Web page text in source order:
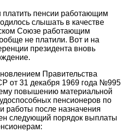
платить пенсии работающим
слышать в качестве
Союзе работающим
не платили. Вот и на
президента вновь
Правительства
от 31 декабря 1969 года №995
повышению материальной
пенсионеров по
работы после назначения
следующий порядок выплаты